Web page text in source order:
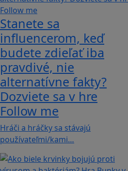
Stanete sa
influencerom, keď
budete zdieľať iba
pravdivé, nie
alternatívne fakty?
Dozviete sa v hre
Follow me
Hráči a hráčky sa stávajú
používateľmi/kami…